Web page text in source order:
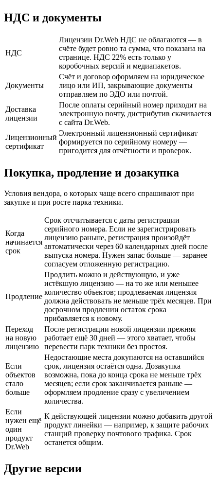
НДС и документы
НДС
Лицензии Dr.Web НДС не облагаются — в
счёте будет ровно та сумма, что показана на
странице. НДС 22% есть только у
коробочных версий и медиапакетов.
Документы
Счёт и договор оформляем на юридическое
лицо или ИП, закрывающие документы
отправляем по ЭДО или почтой.
Доставка
лицензии
После оплаты серийный номер приходит на
электронную почту, дистрибутив скачивается
с сайта Dr.Web.
Лицензионный
сертификат
Электронный лицензионный сертификат
формируется по серийному номеру —
пригодится для отчётности и проверок.
Покупка, продление и дозакупка
Условия вендора, о которых чаще всего спрашивают при
закупке и при росте парка техники.
Когда
начинается
срок
Срок отсчитывается с даты регистрации
серийного номера. Если не зарегистрировать
лицензию раньше, регистрация произойдёт
автоматически через 60 календарных дней после
выпуска номера. Нужен запас больше — заранее
согласуем отложенную регистрацию.
Продление
Продлить можно и действующую, и уже
истёкшую лицензию — на то же или меньшее
количество объектов; продлеваемая лицензия
должна действовать не меньше трёх месяцев. При
досрочном продлении остаток срока
прибавляется к новому.
Переход
на новую
лицензию
После регистрации новой лицензии прежняя
работает ещё 30 дней — этого хватает, чтобы
перевести парк техники без простоя.
Если
объектов
стало
больше
Недостающие места докупаются на оставшийся
срок, лицензия остаётся одна. Дозакупка
возможна, пока до конца срока не меньше трёх
месяцев; если срок заканчивается раньше —
оформляем продление сразу с увеличением
количества.
Если
нужен ещё
один
продукт
Dr.Web
К действующей лицензии можно добавить другой
продукт линейки — например, к защите рабочих
станций проверку почтового трафика. Срок
останется общим.
Другие версии